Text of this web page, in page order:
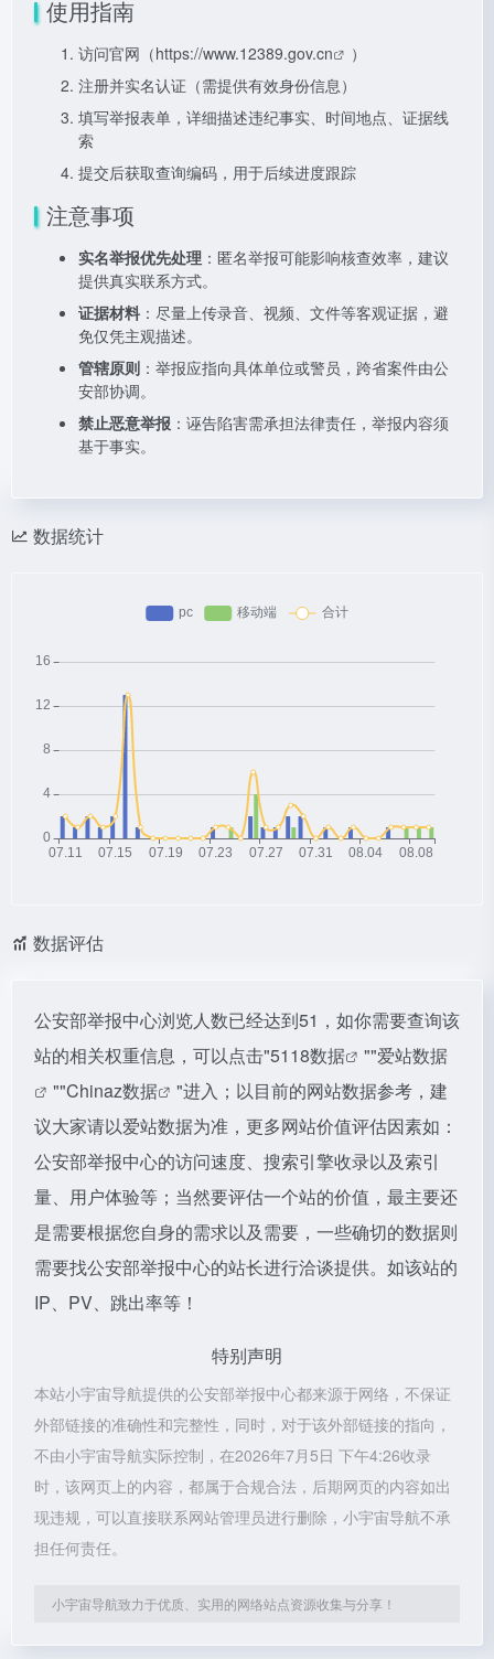
使用指南
访问官网（https://www.12389.gov.cn
）
注册并实名认证（需提供有效身份信息）
填写举报表单，详细描述违纪事实、时间地点、证据线
索
提交后获取查询编码，用于后续进度跟踪
注意事项
实名举报优先处理 ：匿名举报可能影响核查效率，建议
提供真实联系方式。
证据材料 ：尽量上传录音、视频、文件等客观证据，避
免仅凭主观描述。
管辖原则 ：举报应指向具体单位或警员，跨省案件由公
安部协调。
禁止恶意举报 ：诬告陷害需承担法律责任，举报内容须
基于事实。
数据统计
数据评估
公安部举报中心浏览人数已经达到51，如你需要查询该
站的相关权重信息，可以点击"5118数据 ""爱站数据
""Chinaz数据
"进入；以目前的网站数据参考，建
议大家请以爱站数据为准，更多网站价值评估因素如：
公安部举报中心的访问速度、搜索引擎收录以及索引
量、用户体验等；当然要评估一个站的价值，最主要还
是需要根据您自身的需求以及需要，一些确切的数据则
需要找公安部举报中心的站长进行洽谈提供。如该站的
IP、PV、跳出率等！
特别声明
本站小宇宙导航提供的公安部举报中心都来源于网络，不保证
外部链接的准确性和完整性，同时，对于该外部链接的指向，
不由小宇宙导航实际控制，在2026年7月5日 下午4:26收录
时，该网页上的内容，都属于合规合法，后期网页的内容如出
现违规，可以直接联系网站管理员进行删除，小宇宙导航不承
担任何责任。
小宇宙导航致力于优质、实用的网络站点资源收集与分享！